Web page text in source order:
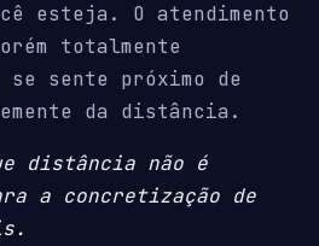
esteja. O atendimento
totalmente
se sente próximo de
da distância.
distância não é
a concretização de